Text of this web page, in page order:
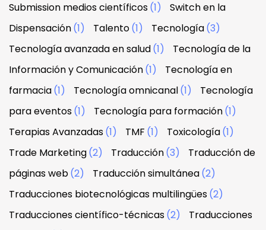
Submission medios científicos(1)
Switch en la
Dispensación(1) Talento(1) Tecnología(3)
Tecnología avanzada en salud(1)
Tecnología de la
Información y Comunicación(1)
Tecnología en
farmacia(1) Tecnología omnicanal(1)
Tecnología
para eventos(1) Tecnología para formación(1)
Terapias Avanzadas(1) TMF (1) Toxicología(1)
Trade Marketing(2) Traducción(3)
Traducción de
páginas web(2) Traducción simultánea(2)
Traducciones biotecnológicas multilingües(2)
Traducciones científico-técnicas(2)
Traducciones